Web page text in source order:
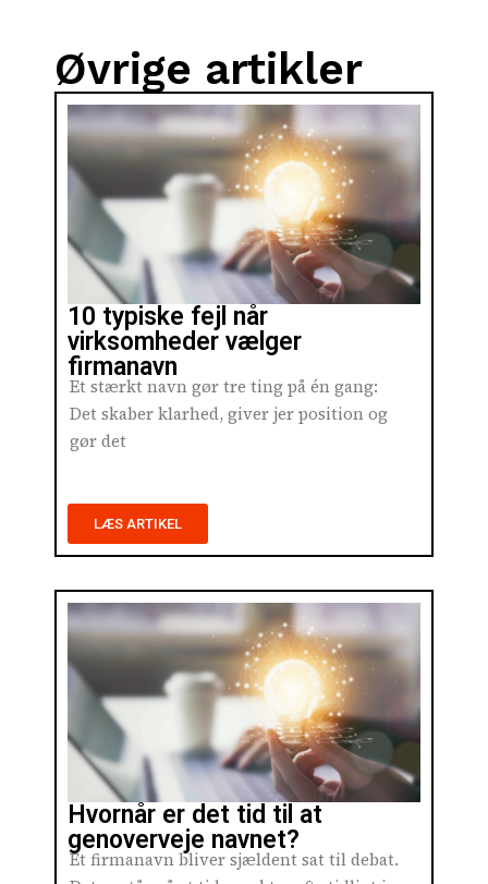
Øvrige artikler
10 typiske fejl når
virksomheder vælger
firmanavn
Et stærkt navn gør tre ting på én gang:
Det skaber klarhed, giver jer position og
gør det
LÆS ARTIKEL
Hvornår er det tid til at
genoverveje navnet?
Et firmanavn bliver sjældent sat til debat.